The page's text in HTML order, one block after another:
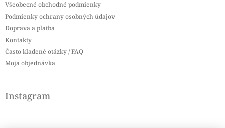
Všeobecné obchodné podmienky
Podmienky ochrany osobných údajov
Doprava a platba
Kontakty
Často kladené otázky / FAQ
Moja objednávka
Instagram